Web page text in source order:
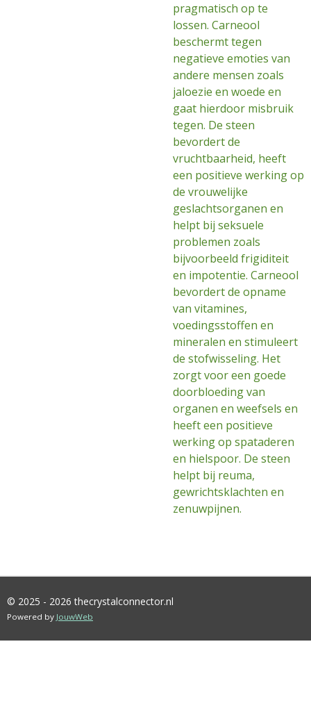
pragmatisch op te
lossen. Carneool
beschermt tegen
negatieve emoties van
andere mensen zoals
jaloezie en woede en
gaat hierdoor misbruik
tegen. De steen
bevordert de
vruchtbaarheid, heeft
een positieve werking op
de vrouwelijke
geslachtsorganen en
helpt bij seksuele
problemen zoals
bijvoorbeeld frigiditeit
en impotentie. Carneool
bevordert de opname
van vitamines,
voedingsstoffen en
mineralen en stimuleert
de stofwisseling. Het
zorgt voor een goede
doorbloeding van
organen en weefsels en
heeft een positieve
werking op spataderen
en hielspoor. De steen
helpt bij reuma,
gewrichtsklachten en
zenuwpijnen.
© 2025 - 2026 thecrystalconnector.nl
Powered by JouwWeb